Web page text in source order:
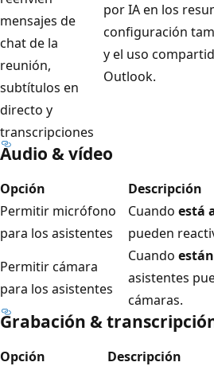
mensajes de
chat de la
reunión,
subtítulos en
directo y
transcripciones
por IA en los
configuración
y el uso
Outlook.
Audio & vídeo
Opción
Descripción
Permitir micrófono
para los asistentes
Cuando está
pueden
Permitir cámara
para los asistentes
Cuando
asistentes
cámaras.
Grabación &
Opción
Descripción